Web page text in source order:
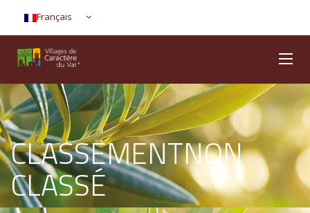
Français
CLASSEMENTNON
CLASSÉ